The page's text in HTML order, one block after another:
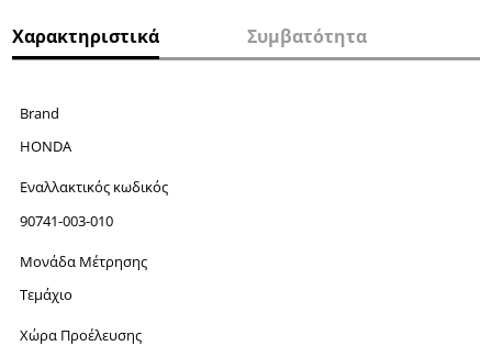
Χαρακτηριστικά Συμβατότητα
Brand
HONDA
Εναλλακτικός κωδικός
90741-003-010
Μονάδα Μέτρησης
Τεμάχιο
Χώρα Προέλευσης